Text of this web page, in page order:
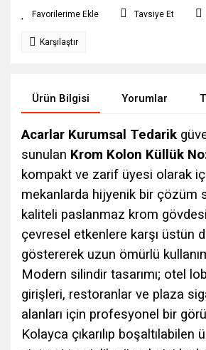
Tavsiye Et
Karşılaştır
Ürün Bilgisi Yorumlar
Acarlar Kurumsal Tedarik
sunulan Krom Kolon Küllük
kompakt ve zarif üyesi olarak iç
mekanlarda hijyenik bir çözüm
kaliteli paslanmaz krom
çevresel etkenlere karşı üstün
göstererek uzun ömürlü
Modern silindir tasarımı; otel
girişleri, restoranlar ve plaza
alanları için profesyonel bir
Kolayca çıkarılıp boşaltılabilen